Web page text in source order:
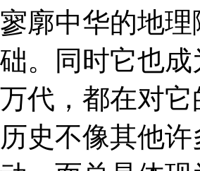
廓中华的地
。同时它也
代，都在对
史不像其他